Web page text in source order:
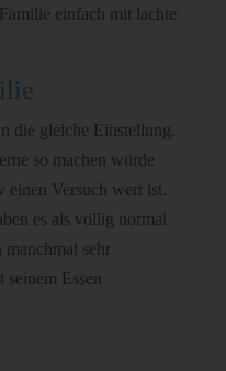
einfach mit lachte
die gleiche Einstellung.
so machen würde
einen Versuch wert ist.
es als völlig normal
manchmal sehr
Essen